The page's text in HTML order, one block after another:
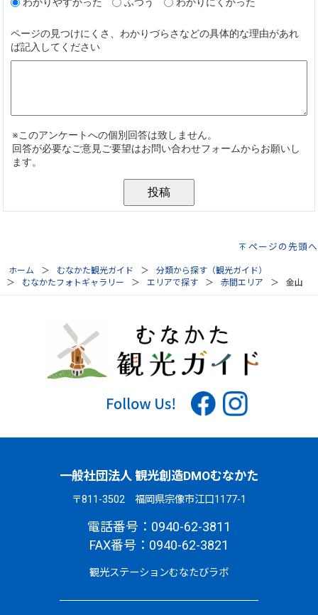
ページの先頭へ
ホーム むなかた観光ガイド
分類から探す（観光ガイド）
むなかたフォトギャラリー
エリアで探す 赤間エリア 金山
一般社団法人 観光創造DMOむなかた
〒811-3502 福岡県宗像市江口1177-1
電話番号：0940-62-3811
FAX番号：0940-62-3821
観光ステーションむなたびラボ